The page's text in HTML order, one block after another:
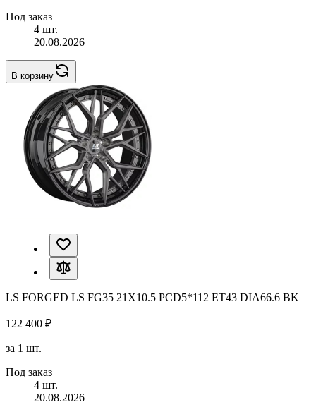
Под заказ
4 шт.
20.08.2026
В корзину
LS FORGED LS FG35 21X10.5 PCD5*112 ET43 DIA66.6 BK
122 400 ₽
за 1 шт.
Под заказ
4 шт.
20.08.2026